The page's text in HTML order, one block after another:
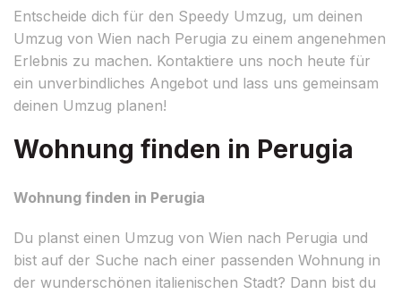
Entscheide dich für den Speedy Umzug, um deinen
Umzug von Wien nach Perugia zu einem angenehmen
Erlebnis zu machen. Kontaktiere uns noch heute für
ein unverbindliches Angebot und lass uns gemeinsam
deinen Umzug planen!
Wohnung finden in Perugia
Wohnung finden in Perugia
Du planst einen Umzug von Wien nach Perugia und
bist auf der Suche nach einer passenden Wohnung in
der wunderschönen italienischen Stadt? Dann bist du